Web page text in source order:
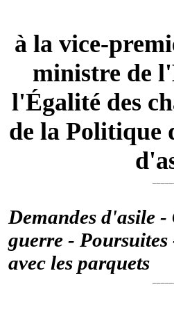
à la vice-
ministre de
l'Égalité des
de la Politique
Demandes d'asile
guerre -
avec les parquets